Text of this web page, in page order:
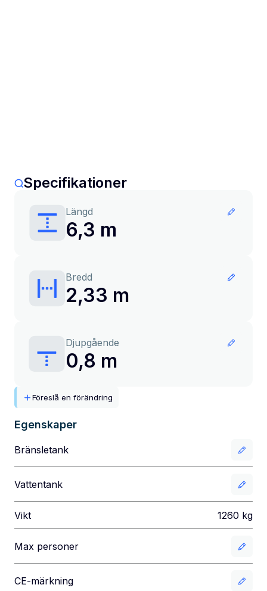
Specifikationer
Längd
6,3 m
Bredd
2,33 m
Djupgående
0,8 m
Föreslå en förändring
Egenskaper
Bränsletank
Vattentank
Vikt 1260 kg
Max personer
CE-märkning